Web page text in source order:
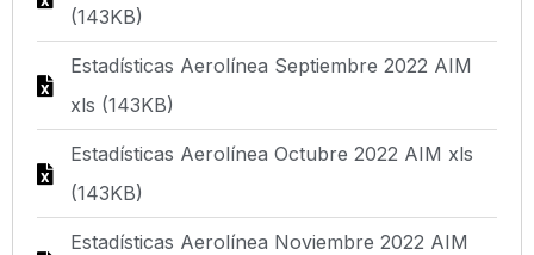
(143KB)
Estadísticas Aerolínea Septiembre 2022 AIM
xls (143KB)
Estadísticas Aerolínea Octubre 2022 AIM xls
(143KB)
Estadísticas Aerolínea Noviembre 2022 AIM